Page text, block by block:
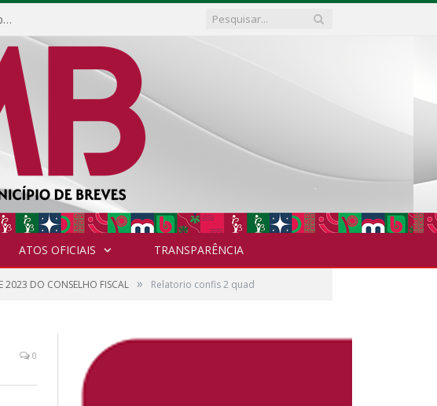
DISPENSA DE LICITAÇÃO Nº 003/2026 ( Contratação de empresa para fornecimento de gêneros alimentícios não perecíveis, materiais de expediente, descartáveis, copa e cozinha, para análise e posterior publicação.)
ATOS OFICIAIS TRANSPARÊNCIA
2023 DO CONSELHO FISCAL » Relatorio confis 2 quad
0